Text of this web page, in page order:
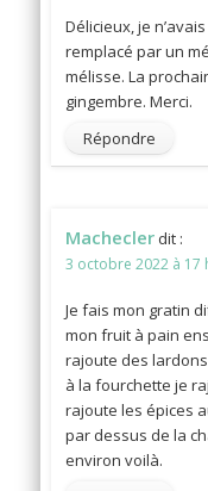
Délicieux, je
remplacé par un
mélisse. La
gingembre. Merci.
Répondre
Machecler dit :
3 octobre 2022 à 17
Je fais mon gratin
mon fruit à pain
rajoute des
à la fourchette je
rajoute les épices
par dessus de la
environ voilà.